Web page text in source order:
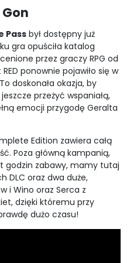
Pass był dostępny już
gra opuściła katalog
przez graczy RPG od
ponownie pojawiło się w
doskonała okazja, by
przeżyć wspaniałą,
emocji przygodę Geralta
Edition zawiera całą
Poza główną kampanią,
godzin zabawy, mamy tutaj
DLC oraz dwa duże,
i Wino oraz Serca z
dzięki któremu przy
dużo czasu!